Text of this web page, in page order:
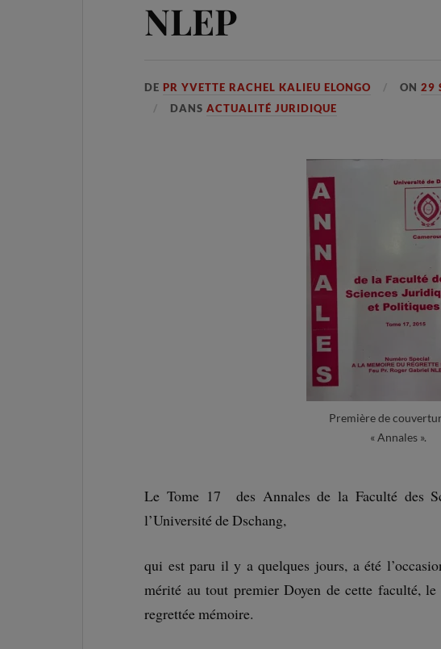
NLEP
DEPR YVETTE RACHEL KALIEU ELONGO ON29
DANSACTUALITÉ JURIDIQUE
Première de
« Annales ».
Le Tome 17 des Annales de la Faculté des
l’Université de Dschang,
qui est paru il y a quelques jours, a été
mérité au tout premier Doyen de cette faculté,
regrettée mémoire.